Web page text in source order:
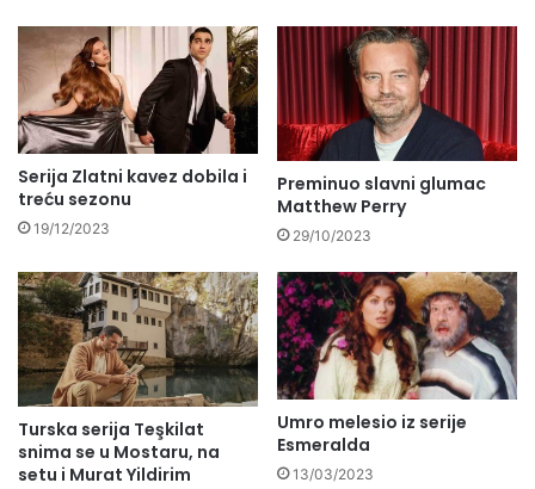
Serija Zlatni kavez dobila i
treću sezonu
19/12/2023
Preminuo slavni glumac
Matthew Perry
29/10/2023
Turska serija Teşkilat
snima se u Mostaru, na
setu i Murat Yildirim
Umro melesio iz serije
Esmeralda
13/03/2023